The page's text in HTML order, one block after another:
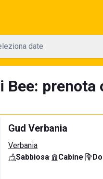
date
Bee:
Gud Verbania
Verbania
Sabbiosa· Cabine·